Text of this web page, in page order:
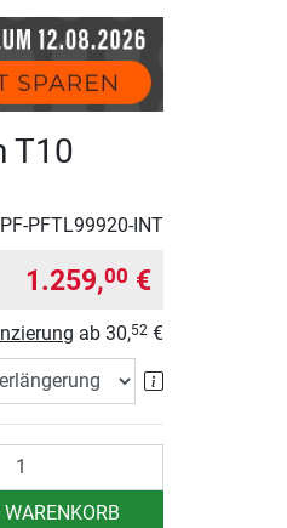
T10
PF-PFTL99920-INT
1.259,00 €
ab 30,52 €